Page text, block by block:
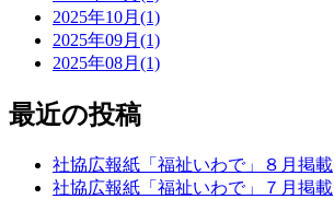
2025年10月(1)
2025年09月(1)
2025年08月(1)
最近の投稿
社協広報紙「福祉いわで」８月掲載
社協広報紙「福祉いわで」７月掲載